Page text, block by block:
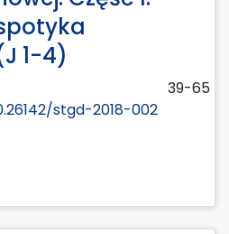
1-4)
39-65
stgd-2018-002